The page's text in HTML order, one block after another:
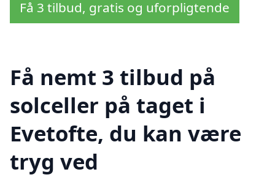
Få 3 tilbud, gratis og uforpligtende
Få nemt 3 tilbud på
solceller på taget i
Evetofte, du kan være
tryg ved